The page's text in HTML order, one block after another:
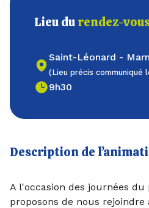
Lieu durendez-
Saint-Léonard -
(Lieu précis communiqué
9h30
Description de
A l'occasion des journées
proposons de nous